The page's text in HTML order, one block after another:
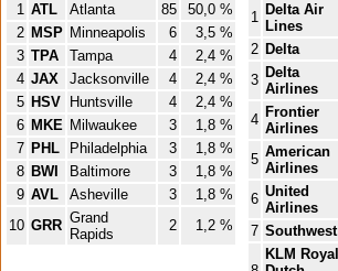
1 ATL Atlanta 85
50,0 %
2 MSP Minneapolis 6
3,5 %
3 TPA Tampa 4
2,4 %
4 JAX Jacksonville 4
2,4 %
5 HSV Huntsville 4
2,4 %
6 MKE Milwaukee 3
1,8 %
7 PHL Philadelphia 3
1,8 %
8 BWI Baltimore 3
1,8 %
9 AVL Asheville 3
1,8 %
10 GRR Grand
Rapids
2 1,2 %
1 Delta Air
Lines
2 Delta
3 Delta
Airlines
4 Frontier
Airlines
5 American
Airlines
6 United
Airlines
7 Southwest
KLM Royal